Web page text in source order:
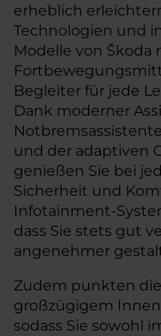
erheblich
Technologien und
Modelle von Škoda
Begleiter für jede
Dank moderner
und der adaptiven
genießen Sie bei
Sicherheit und
Infotainment-
dass Sie stets gut
angenehmer
Zudem punkten
großzügigem
sodass Sie sowohl